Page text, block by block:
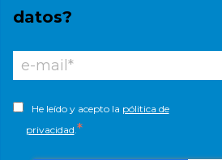
datos?
He leído y acepto la pólitica de
privacidad *